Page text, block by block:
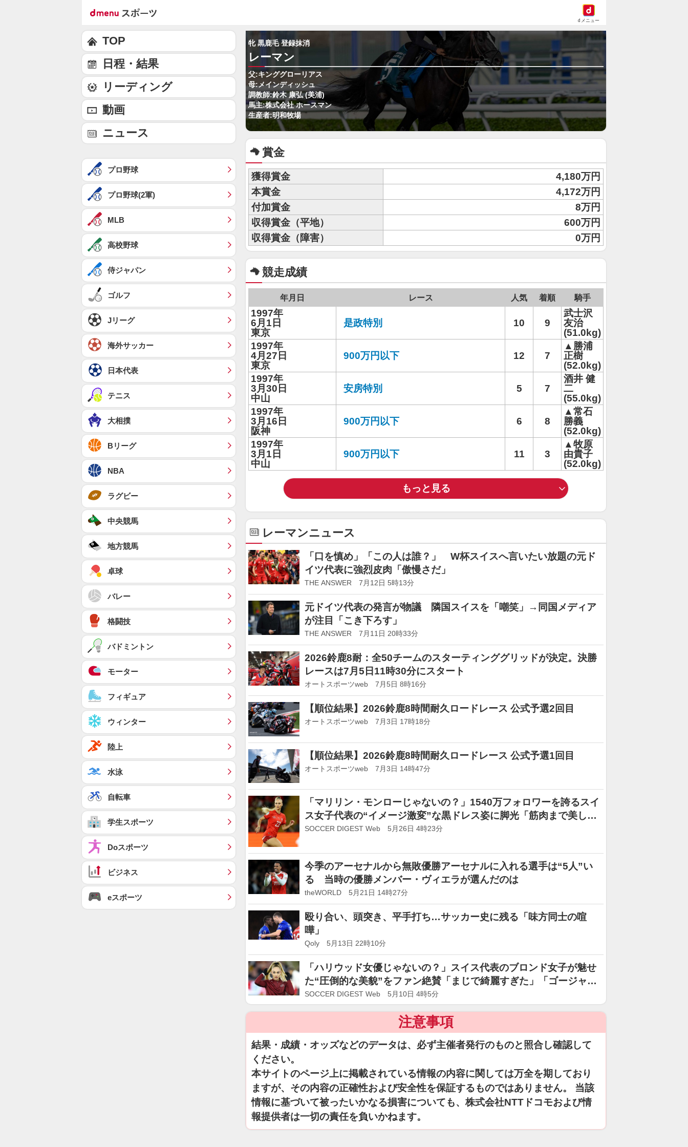
dメニュー
牝 黒鹿毛 登録抹消
レーマン
父:キンググローリアス
母:メインディッシュ
調教師:鈴木 康弘 (美浦)
馬主:株式会社 ホースマン
生産者:明和牧場
賞金
獲得賞金
4,180万円
本賞金
4,172万円
付加賞金
8万円
収得賞金（平地）
600万円
収得賞金（障害）
0万円
競走成績
年月日 レース 人気 着順 騎手
1997年
6月1日
東京
是政特別 10 9
武士沢
友治
(51.0kg)
1997年
4月27日
東京
900万円以下 12 7
▲勝浦
正樹
(52.0kg)
1997年
3月30日
中山
安房特別 5 7
酒井 健
二
(55.0kg)
1997年
3月16日
阪神
900万円以下 6 8
▲常石
勝義
(52.0kg)
1997年
3月1日
中山
900万円以下 11 3
▲牧原
由貴子
(52.0kg)
もっと見る
レーマンニュース
「口を慎め」「この人は誰？」 W杯スイスへ言いたい放題の元ド
イツ代表に強烈皮肉「傲慢さだ」
THE ANSWER 7月12日 5時13分
元ドイツ代表の発言が物議 隣国スイスを「嘲笑」→同国メディア
が注目「こき下ろす」
THE ANSWER 7月11日 20時33分
2026鈴鹿8耐：全50チームのスターティンググリッドが決定。決勝
レースは7月5日11時30分にスタート
オートスポーツweb 7月5日 8時16分
【順位結果】2026鈴鹿8時間耐久ロードレース 公式予選2回目
オートスポーツweb 7月3日 17時18分
【順位結果】2026鈴鹿8時間耐久ロードレース 公式予選1回目
オートスポーツweb 7月3日 14時47分
「マリリン・モンローじゃないの？」1540万フォロワーを誇るスイ
ス女子代表の“イメージ激変”な黒ドレス姿に脚光「筋肉まで美し
い」「まるで別人だ」
SOCCER DIGEST Web 5月26日 4時23分
今季のアーセナルから無敗優勝アーセナルに入れる選手は“5人”い
る 当時の優勝メンバー・ヴィエラが選んだのは
theWORLD 5月21日 14時27分
殴り合い、頭突き、平手打ち…サッカー史に残る「味方同士の喧
嘩」
Qoly 5月13日 22時10分
「ハリウッド女優じゃないの？」スイス代表のブロンド女子が魅せ
た“圧倒的な美貌”をファン絶賛「まじで綺麗すぎた」「ゴージャス
な女性だ」
SOCCER DIGEST Web 5月10日 4時5分
注意事項
結果・成績・オッズなどのデータは、必ず主催者発行のものと照合し確認して
ください。
本サイトのページ上に掲載されている情報の内容に関しては万全を期しており
ますが、その内容の正確性および安全性を保証するものではありません。 当該
情報に基づいて被ったいかなる損害についても、株式会社NTTドコモおよび情
報提供者は一切の責任を負いかねます。
TOP
日程・結果
リーディング
動画
ニュース
プロ野球
プロ野球(2軍)
MLB
高校野球
侍ジャパン
ゴルフ
Jリーグ
海外サッカー
日本代表
テニス
大相撲
Bリーグ
NBA
ラグビー
中央競馬
地方競馬
卓球
バレー
格闘技
バドミントン
モーター
フィギュア
ウィンター
陸上
水泳
自転車
学生スポーツ
Doスポーツ
ビジネス
eスポーツ